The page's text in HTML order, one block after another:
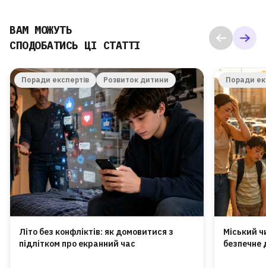
ВАМ МОЖУТЬ
СПОДОБАТИСЬ ЦІ СТАТТІ
Поради експертів Розвиток дитини
Літо без конфліктів: як домовитися з
підлітком про екранний час
Поради
Міський
безпечне